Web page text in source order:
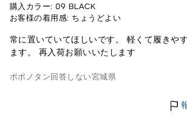
購入カラー: 09 BLACK
お客様の着用感: ちょうどよい
常に置いていてほしいです。 軽くて履きや
ます。 再入荷お願いいたします
ポポノタン回答しない宮城県